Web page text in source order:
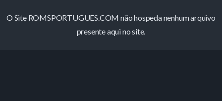
O Site ROMSPORTUGUES.COM não hospeda nenhum arquivo
presente aqui no site.